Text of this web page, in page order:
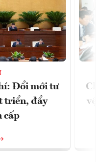
Đổi mới tư
triển, đẩy
cấp
vệ